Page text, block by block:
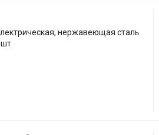
нержавеющая сталь
шт